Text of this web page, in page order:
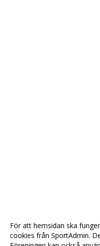
För att hemsidan ska
cookies från SportAdmin.